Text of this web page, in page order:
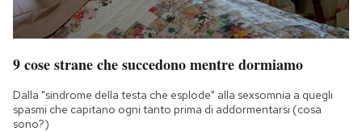
9 cose strane che succedono mentre dormiamo
Dalla "sindrome della testa che esplode" alla sexsomnia a quegli
spasmi che capitano ogni tanto prima di addormentarsi (cosa
sono?)